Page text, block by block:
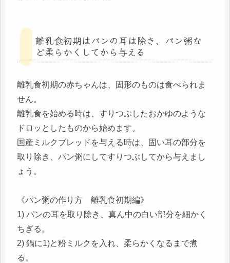
離乳食初期はパンの耳は除き、パン粥な
ど柔らかくしてから与える
離乳食初期の赤ちゃんは、固形のものは食べられま
せん。
離乳食を始める時は、すりつぶしたおかゆのような
ドロッとしたものから始めます。
国産ミルクブレッドを与える時は、固い耳の部分を
取り除き、パン粥にしてすりつぶしてから与えまし
ょう。
《パン粥の作り方 離乳食初期編》
1) パンの耳を取り除き、真ん中の白い部分を細かく
ちぎる。
2) 鍋に1)と粉ミルクを入れ、柔らかくなるまで煮
る。